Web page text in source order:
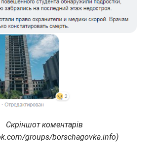
Скріншот коментарів
groups/borschagovka.info)